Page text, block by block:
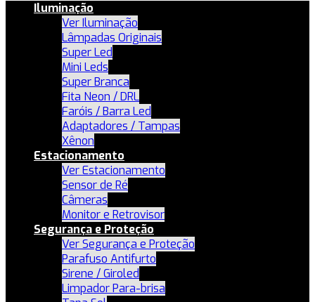
Iluminação
Ver Iluminação
Lâmpadas Originais
Super Led
Mini Leds
Super Branca
Fita Neon / DRL
Faróis / Barra Led
Adaptadores / Tampas
Xênon
Estacionamento
Ver Estacionamento
Sensor de Ré
Câmeras
Monitor e Retrovisor
Segurança e Proteção
Ver Segurança e Proteção
Parafuso Antifurto
Sirene / Giroled
Limpador Para-brisa